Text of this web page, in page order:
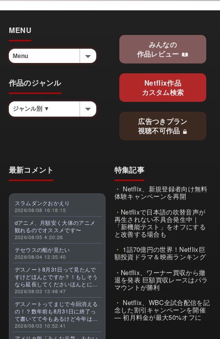
MENU
作品のジャンル
みんなの
作品レビュー
Netflix作品
カスタム検索
広告つきプラン
視聴不可作品
最新コメント
スラムダンクおかえり
2026/08/08 16:18:15
dアニメ、月額安く大体のアニメ
観れるのでオススメです〜
2026/08/05 4:20:26
テセウスの船が見たい
2026/08/04 13:35:40
デスノート8月31日って見たんで
すけどほんとですか？！もしそう
なら延長してくださいほんとに大
好きなんです😭
2026/08/03 13:48:47
デスノートってまじで今回消える
の！？数年前も8月31日に終了っ
て書いてて今もあるけど今年はま
じのやつ！？よくわからん！！で
きればなくならないでほしい！平
2026/08/03 10:52:41
特集記事
Netflix、新規登録者向け無料
体験キャンペーンを再開
Netflixで日本語の吹替音声が
再生されない不具合発生中｜
「新機能テスト」をオフにする
と改善する場合も
1話70億円の世界！Netflix巨
額投資ドラマ＆映画ランキング
Netflix、ワーナー買収から撤
退を発表 巨額買収レースはパラ
マウントが勝利
Netflix、WBC全試合配信を記
念した割引キャンペーンを開催
— 初月料金が最大50%オフに